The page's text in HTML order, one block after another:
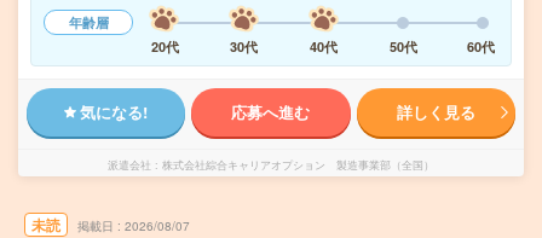
年齢層
20代
30代 40代 50代 60代
気になる! 応募へ進む 詳しく見る
派遣会社 株式会社綜合キャリアオプション 製造事業部（全国）
未読 掲載日 2026/08/07